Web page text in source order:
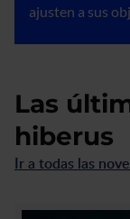
ajusten a sus
Las
hiberus
Ir a todas las